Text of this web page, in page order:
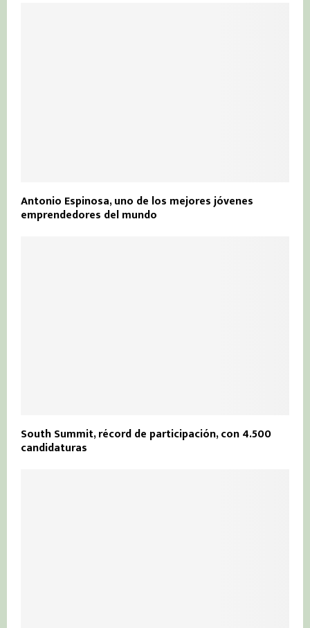
Antonio Espinosa, uno de los mejores jóvenes
emprendedores del mundo
South Summit, récord de participación, con 4.500
candidaturas